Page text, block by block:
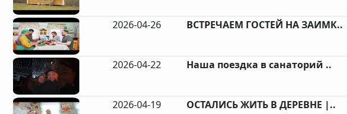
2026-04-26 ВСТРЕЧАЕМ ГОСТЕЙ НА ЗАИМК..
2026-04-22 Наша поездка в санаторий ..
2026-04-19 ОСТАЛИСЬ ЖИТЬ В ДЕРЕВНЕ |..